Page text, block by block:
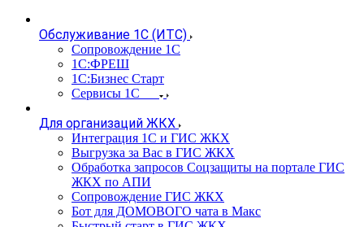
Обслуживание 1С (ИТС)
Сопровождение 1С
1С:ФРЕШ
1С:Бизнес Старт
Сервисы 1С
Для организаций ЖКХ
Интеграция 1С и ГИС ЖКХ
Выгрузка за Вас в ГИС ЖКХ
Обработка запросов Соцзащиты на портале ГИС
ЖКХ по АПИ
Сопровождение ГИС ЖКХ
Бот для ДОМОВОГО чата в Макс